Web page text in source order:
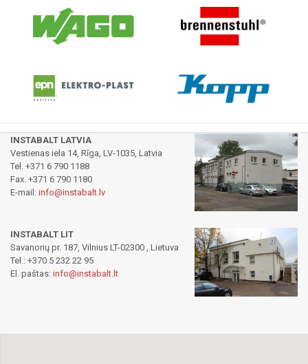
INSTABALT LATVIA
Vestienas iela 14, Rīga, LV-1035, Latvia
Tel. +371 6 790 1188
Fax. +371 6 790 1180
E-mail: info@instabalt.lv
INSTABALT LIT
Savanorių pr. 187, Vilnius LT-02300 , Lietuva
Tel.: +370 5 232 22 95
El. paštas: info@instabalt.lt